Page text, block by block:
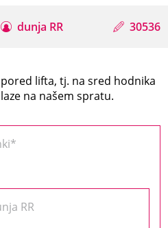
dunja RR 30536
lifta, tj. na sred hodnika
na našem spratu.
RR